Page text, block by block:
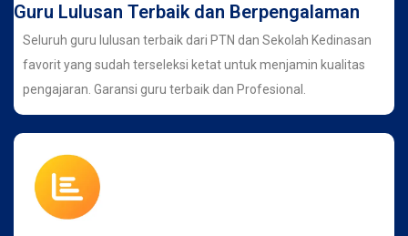
Guru Lulusan Terbaik dan Berpengalaman
Seluruh guru lulusan terbaik dari PTN dan Sekolah Kedinasan
favorit yang sudah terseleksi ketat untuk menjamin kualitas
pengajaran. Garansi guru terbaik dan Profesional.